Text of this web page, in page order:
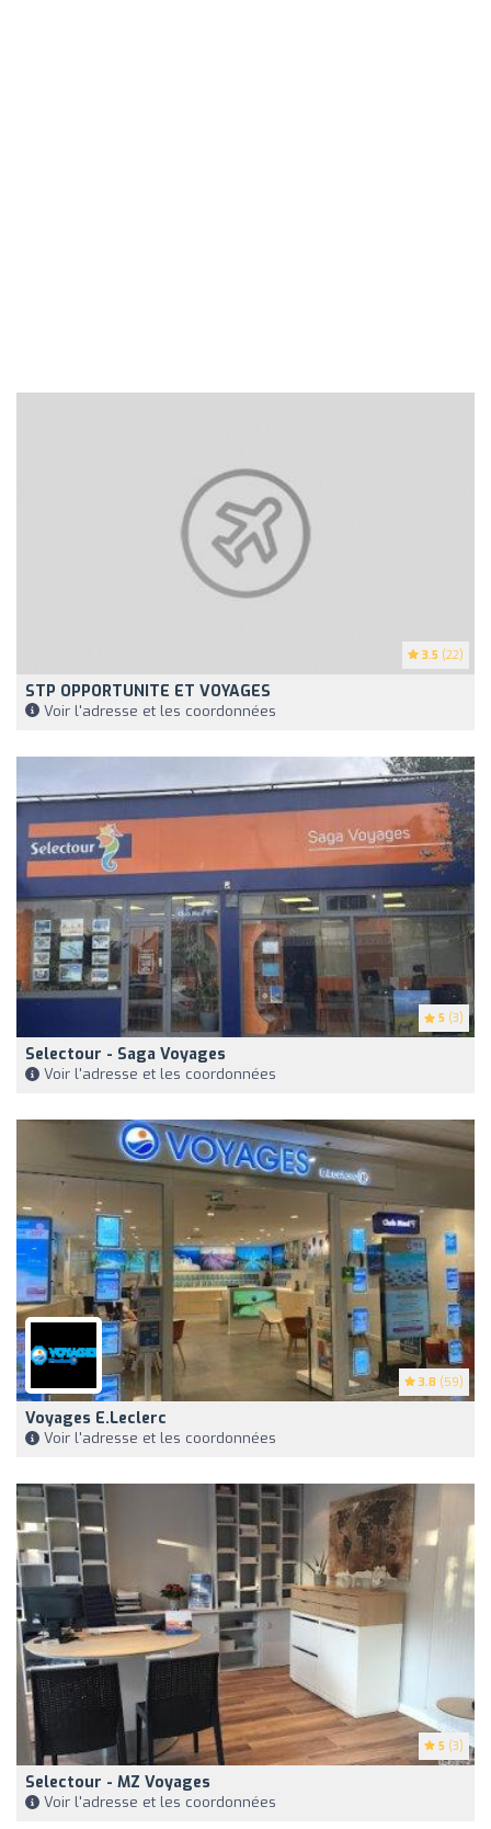
3.5 (22)
STP OPPORTUNITE ET VOYAGES
Voir l'adresse et les coordonnées
5 (3)
Selectour - Saga Voyages
Voir l'adresse et les coordonnées
3.8 (59)
Voyages E.Leclerc
Voir l'adresse et les coordonnées
5 (3)
Selectour - MZ Voyages
Voir l'adresse et les coordonnées